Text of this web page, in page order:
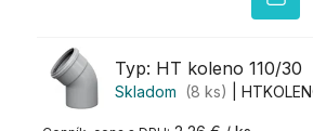
Typ: HT koleno 110/30
Skladom (8 ks) |